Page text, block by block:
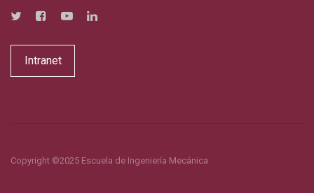
Intranet
Copyright ©2025 Escuela de Ingeniería Mecánica